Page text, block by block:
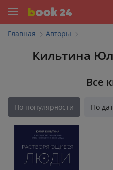
Главная Авторы
Кильтина
Все
По популярности По